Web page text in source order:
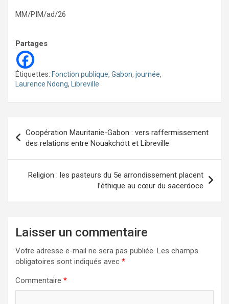
MM/PIM/ad/26
Partages
Étiquettes: Fonction publique, Gabon, journée,
Laurence Ndong, Libreville
de
l’article
Coopération Mauritanie-Gabon : vers raffermissement
des relations entre Nouakchott et Libreville
Religion : les pasteurs du 5e arrondissement placent
l’éthique au cœur du sacerdoce
Laisser un commentaire
Votre adresse e-mail ne sera pas publiée. Les champs
obligatoires sont indiqués avec *
Commentaire *